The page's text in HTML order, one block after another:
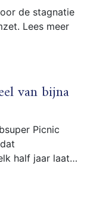
de stagnatie
Lees meer
van bijna
Picnic
half jaar laat…